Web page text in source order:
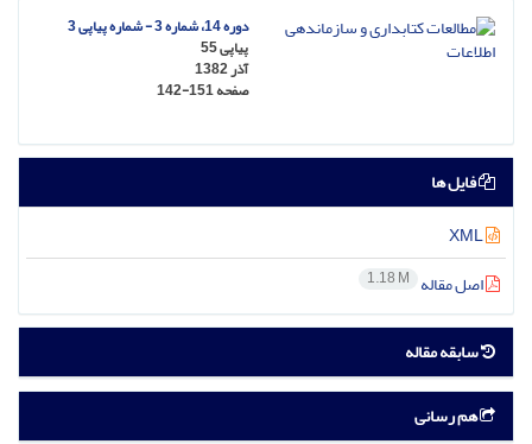
دوره 14، شماره 3 - شماره پیاپی 3
پیاپی 55
آذر 1382
صفحه142-151
فایل ها
اصل مقاله 1.18 M
سابقه مقاله
هم رسانی